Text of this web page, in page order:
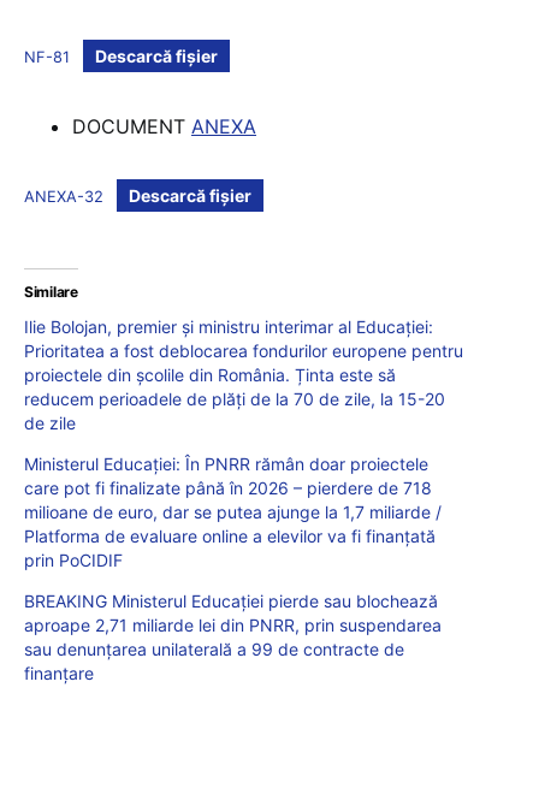
NF-81 Descarcă fișier
DOCUMENT ANEXA
ANEXA-32 Descarcă fișier
Similare
Ilie Bolojan, premier și ministru interimar al Educației:
Prioritatea a fost deblocarea fondurilor europene pentru
proiectele din școlile din România. Ținta este să
reducem perioadele de plăți de la 70 de zile, la 15-20
de zile
Ministerul Educației: În PNRR rămân doar proiectele
care pot fi finalizate până în 2026 – pierdere de 718
milioane de euro, dar se putea ajunge la 1,7 miliarde /
Platforma de evaluare online a elevilor va fi finanțată
prin PoCIDIF
BREAKING Ministerul Educației pierde sau blochează
aproape 2,71 miliarde lei din PNRR, prin suspendarea
sau denunțarea unilaterală a 99 de contracte de
finanțare